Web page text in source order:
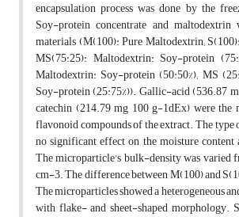
encapsulation process was done by the
Soy-protein concentrate and
materials (M(100): Pure Maltodextrin;
MS(75:25): Maltodextrin: Soy-protein
Maltodextrin: Soy-protein (50:50%); MS
Soy-protein (25:75%)). Gallic-acid (536.87
catechin (214.79 mg 100 g-1dEx) were the
flavonoid compounds of the extract. The
no significant effect on the moisture
The microparticle's bulk-density was varied
cm-3. The difference between M(100) and
The microparticles showed a heterogeneous
with flake- and sheet-shaped morphology.